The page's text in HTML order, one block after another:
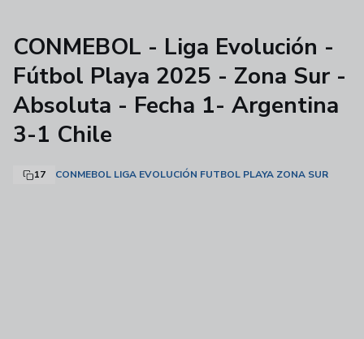
CONMEBOL - Liga Evolución -
Fútbol Playa 2025 - Zona Sur -
Absoluta - Fecha 1- Argentina
3-1 Chile
17 CONMEBOL LIGA EVOLUCIÓN FUTBOL PLAYA ZONA SUR